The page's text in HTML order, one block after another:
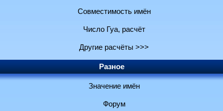
Совместимость имён
Число Гуа, расчёт
Другие расчёты >>>
Разное
Значение имён
Форум